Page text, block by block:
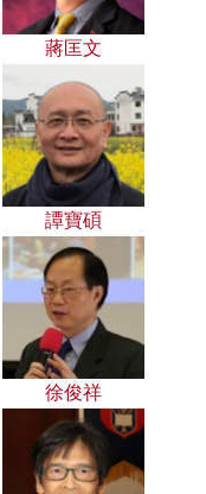
蔣匡文
譚寶碩
徐俊祥